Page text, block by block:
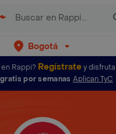
Bogotá
Rappi? Regístratey
por semanas Aplican TyC